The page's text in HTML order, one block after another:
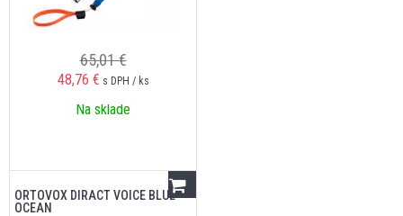
65,01 €
48,76 € s DPH / ks
Na sklade
ORTOVOX DIRACT VOICE BLUE
OCEAN